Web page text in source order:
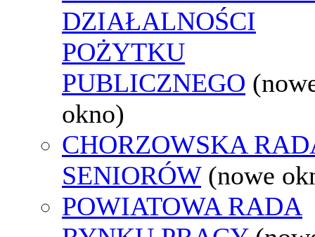
DZIAŁALNOŚCI
POŻYTKU
PUBLICZNEGO
okno)
CHORZOWSKA
SENIORÓW (nowe
POWIATOWA RADA